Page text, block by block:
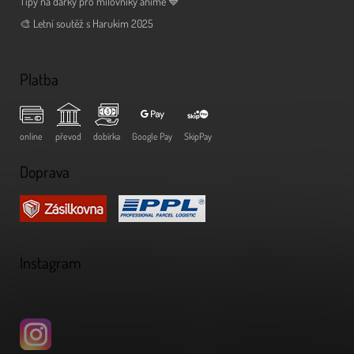
🎨 Letní soutěž s Harukim 2025
Platba
online převod dobírka Google Pay SkipPay
Doprava
Instagram